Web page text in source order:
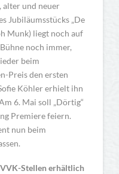
alter und neuer
Jubiläumsstücks „De
Munk) liegt noch auf
noch immer,
beim
Preis den ersten
Köhler erhielt ihn
6. Mai soll „Dörtig“
Premiere feiern.
nun beim
Stellen erhältlich